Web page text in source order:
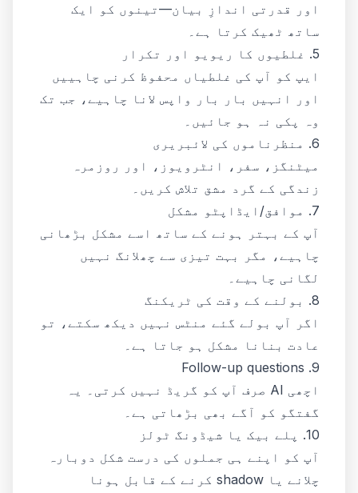
اور قدرتی اندازِ بیان—تینوں کو ایک
ساتھ ٹھیک کرتا ہے۔
5. غلطیوں کا ریویو اور تکرار
ایپ کو آپ کی غلطیاں محفوظ کرنی چاہییں
اور انہیں بار بار واپس لانا چاہیے، جب تک
وہ پکی نہ ہو جائیں۔
6. منظرناموں کی لائبریری
میٹنگز، سفر، انٹرویوز، اور روزمرہ
زندگی کے گرد مشق تلاش کریں۔
7. موافق/ایڈاپٹو مشکل
آپ کے بہتر ہونے کے ساتھ اسے مشکل بڑھانی
چاہیے، مگر بہت تیزی سے چھلانگ نہیں
لگانی چاہیے۔
8. بولنے کے وقت کی ٹریکنگ
اگر آپ بولے گئے منٹس نہیں دیکھ سکتے، تو
عادت بنانا مشکل ہو جاتا ہے۔
9. Follow-up questions
اچھی AI صرف آپ کو گریڈ نہیں کرتی۔ یہ
گفتگو کو آگے بھی بڑھاتی ہے۔
10. پلے بیک یا شیڈونگ ٹولز
آپ کو اپنے ہی جملوں کی درست شکل دوبارہ
چلانے یا shadow کرنے کے قابل ہونا